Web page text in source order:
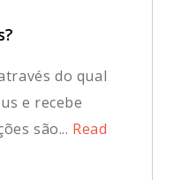
do qual
e recebe
são... Read